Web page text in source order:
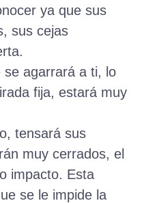
ya que sus
sus cejas
se agarrará a ti, lo
fija, estará muy
tensará sus
muy cerrados, el
impacto. Esta
se le impide la